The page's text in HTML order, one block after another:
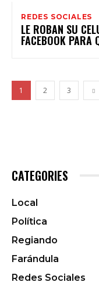
REDES SOCIALES
LE ROBAN SU
FACEBOOK PARA
1 2 3
CATEGORIES
Local
Política
Regiando
Farándula
Redes Sociales